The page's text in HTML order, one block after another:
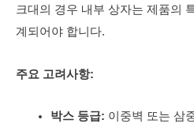
크대의 경우 내부 상자는 제품의
계되어야 합니다.
주요 고려사항:
박스 등급: 이중벽 또는 삼